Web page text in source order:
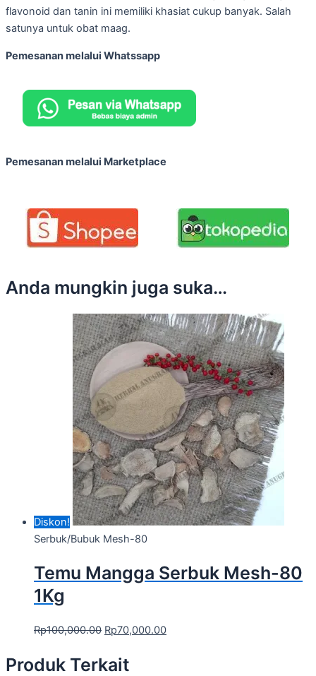
flavonoid dan tanin ini memiliki khasiat cukup banyak. Salah
satunya untuk obat maag.
Pemesanan melalui Whatssapp
Pemesanan melalui Marketplace
Anda mungkin juga suka…
Diskon!
Serbuk/Bubuk Mesh-80
Temu Mangga Serbuk Mesh-80
1Kg
Rp100,000.00 Rp70,000.00
Produk Terkait